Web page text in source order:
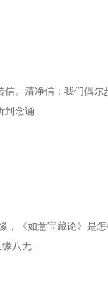
。清净信：我们偶尔
念诵..
，《如意宝藏论》是
八无..